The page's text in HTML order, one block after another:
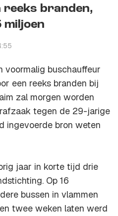
branden,
miljoen
voormalig buschauffeur
een reeks branden bij
zal morgen worden
tegen de 29-jarige
ingevoerde bron weten
jaar in korte tijd drie
Op 16
bussen in vlammen
twee weken laten werd